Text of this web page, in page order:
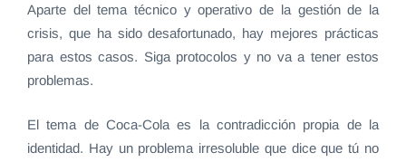
Aparte del tema técnico y operativo de la gestión de la
crisis, que ha sido desafortunado, hay mejores prácticas
para estos casos. Siga protocolos y no va a tener estos
problemas.
El tema de Coca-Cola es la contradicción propia de la
identidad. Hay un problema irresoluble que dice que tú no